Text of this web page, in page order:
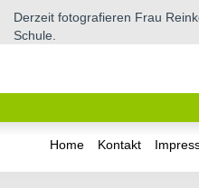
Derzeit fotografieren Frau
Schule.
Home Kontakt